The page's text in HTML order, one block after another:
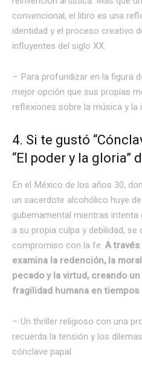
convencional, el libro es una
identidad y el proceso creativo
influyentes del siglo XX.
– Para profundizar en la figura
mejor opción que sus propias
reflexiones sobre la música y la
4. Si te gustó
“El poder y la gloria”
En el México de los años 30,
un sacerdote alcohólico huye
gubernamental mientras
a su propia culpa y debilidad,
compromiso con la fe. A
examina la redención, la
pecado y la virtud, creando
fragilidad humana en
– Un thriller religioso con una
recuerda la tensión y los
cónclave papal.